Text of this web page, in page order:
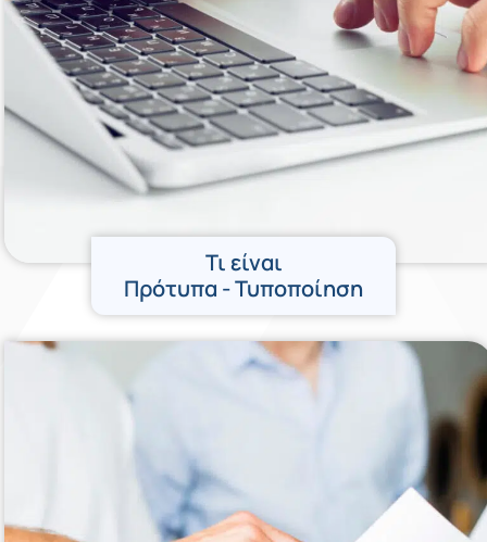
Τι είναι
Πρότυπα - Τυποποίηση